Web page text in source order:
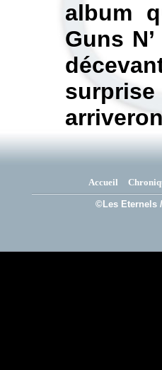
album
Guns
Accueil
©Les Eternels